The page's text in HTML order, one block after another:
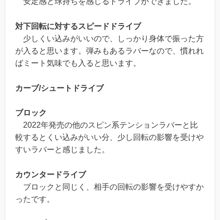
対下回転に対するスピードドライブ
少しくい込みがいいので、しっかり身体で振った方
が入ると思います。弾みもあるラバーなので、慣れれ
ばミート気味でも入ると思います。
カーブ/シュートドライブ
ブロック
2022年発売の他のスピン系テンションラバーと比
較するとくい込みがいい分、少し回転の影響を受けや
すいラバーと感じました。
カウンタードライブ
ブロックと同じく、相手の回転の影響を受けやすか
ったです。